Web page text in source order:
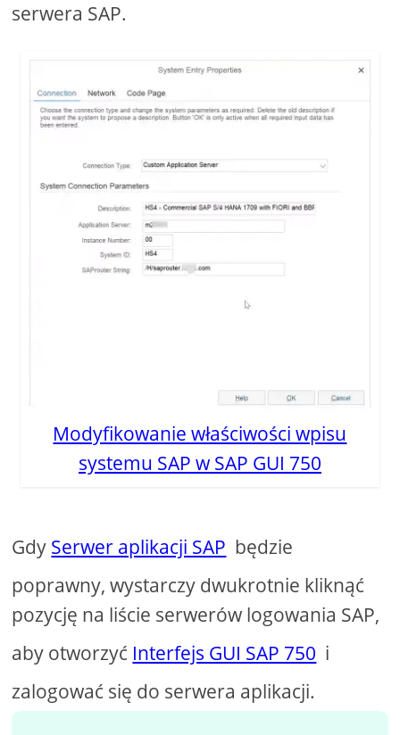
serwera SAP.
Modyfikowanie właściwości wpisu
systemu SAP w SAP GUI 750
Gdy Serwer aplikacji SAP będzie
poprawny, wystarczy dwukrotnie kliknąć
pozycję na liście serwerów logowania SAP,
aby otworzyć Interfejs GUI SAP 750 i
zalogować się do serwera aplikacji.